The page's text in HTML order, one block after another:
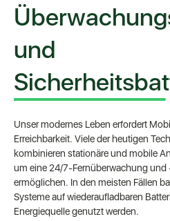
und
Unser modernes Leben erfordert
Erreichbarkeit. Viele der heutigen
kombinieren stationäre und mobile
um eine 24/7-Fernüberwachung und
ermöglichen. In den meisten Fällen
Systeme auf wiederaufladbaren
Energiequelle genutzt werden.